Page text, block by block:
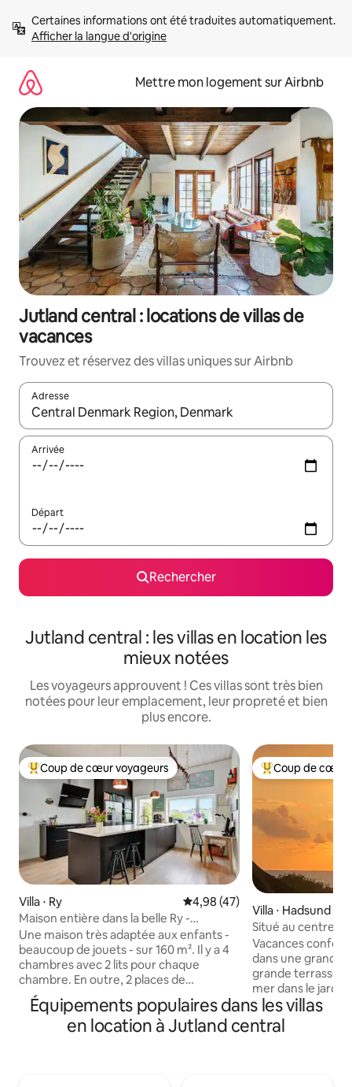
directement
Afficher la langue d'origine
Mettre mon logement sur Airbnb
Jutland central : locations de villas de
vacances
Trouvez et réservez des villas uniques sur Airbnb
Adresse
Lorsque les résultats s'affichent, utilisez les flèches vers le
Arrivée
Départ
Rechercher
Jutland central : les villas en location les
mieux notées
Les voyageurs approuvent ! Ces villas sont très bien
notées pour leur emplacement, leur propreté et bien
plus encore.
Coups de cœur voyageurs les plus appréciés
Coup de cœur voyageurs
Villa ⋅ Ry Évaluation moyenne sur la
4,98 (47)
Maison entière dans la belle Ry -
beaucoup d'espace et de jouets.
Une maison très adaptée aux enfants -
beaucoup de jouets - sur 160 m². Il y a 4
chambres avec 2 lits pour chaque
chambre. En outre, 2 places de
couchage dans la cuisine sous la forme
d'un loft et d'une alcôve. L'électricité,
l'eau, le chauffage + le linge de lit et le
Coups de cœur
Coup de cœur
Villa ⋅ Hadsund
Situé au centre
port
Vacances
dans une grande
grande terrasse et jardin.
mer dans le
mètres jusqu'à la
jusqu'au port de
jusqu'au centre-
Équipements populaires dans les villas
en location à Jutland central